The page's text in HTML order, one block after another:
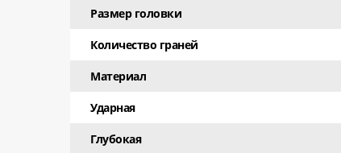
Размер головки
Количество граней
Материал
Ударная
Глубокая